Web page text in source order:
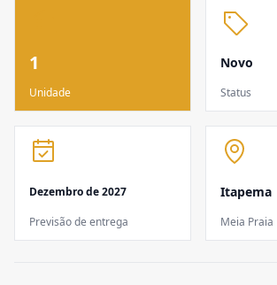
1
Unidade
Novo
Status
Dezembro de 2027
Previsão de entrega
Itapema
Meia Praia